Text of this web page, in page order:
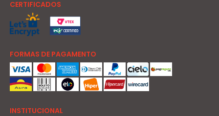
CERTIFICADOS
FORMAS DE PAGAMENTO
INSTITUCIONAL